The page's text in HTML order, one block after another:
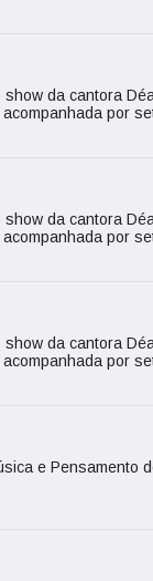
da cantora
por
da cantora
por
da cantora
por
e Pensamento